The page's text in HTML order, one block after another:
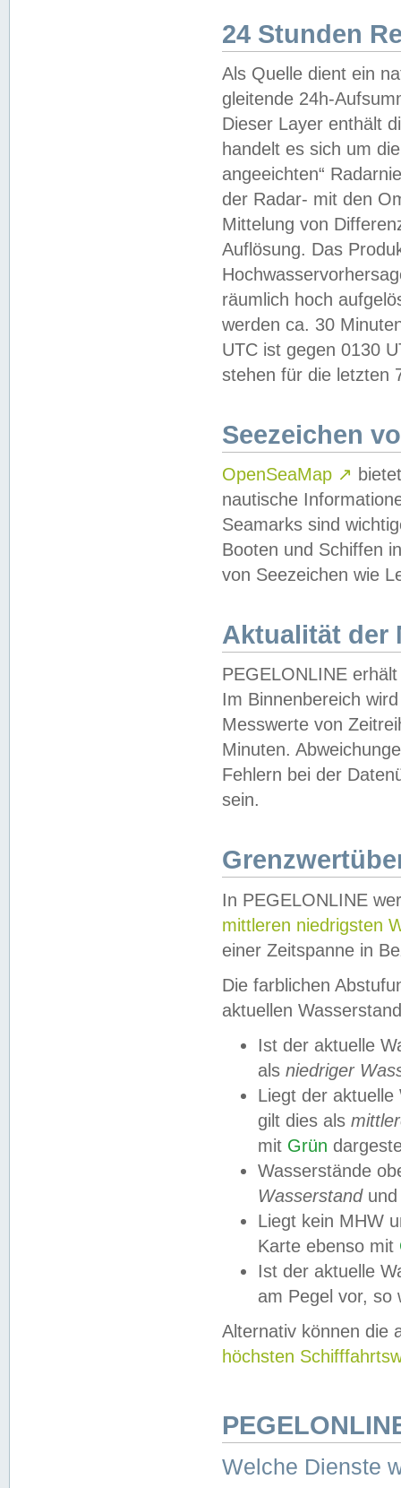
24 Stunden
Als Quelle dient ein
gleitende 24h-
Dieser Layer enthält
handelt es sich um
angeeichten“
der Radar- mit den
Mittelung von
Auflösung. Das
räumlich hoch
werden ca. 30
UTC ist gegen 0130
stehen für die letzten
Seezeichen
OpenSeaMap ↗
nautische
Seamarks sind
Booten und Schiffen
von Seezeichen wie
Aktualität der
PEGELONLINE
Im Binnenbereich
Messwerte von
Minuten.
Fehlern bei der
sein.
In PEGELONLINE
mittleren niedrigsten
einer Zeitspanne in
Die farblichen
aktuellen
Ist der aktuelle
als niedriger
Liegt der
gilt dies als
mit Grün
Wasserstände
Wasserstandund
Liegt kein MHW
Karte ebenso mit
Ist der aktuelle
am Pegel vor,
Alternativ können die
höchsten
Welche Dienste